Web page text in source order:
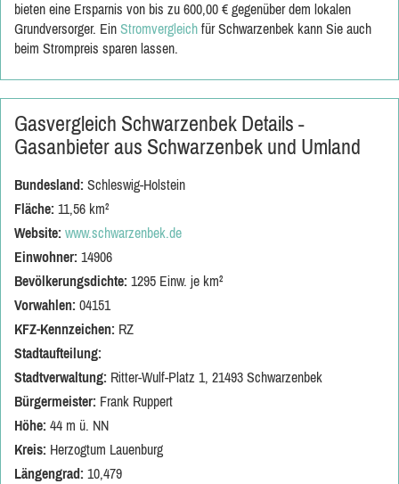
bieten eine Ersparnis von bis zu 600,00 € gegenüber dem lokalen
Grundversorger. Ein Stromvergleich für Schwarzenbek kann Sie auch
beim Strompreis sparen lassen.
Gasvergleich Schwarzenbek Details -
Gasanbieter aus Schwarzenbek und Umland
Bundesland: Schleswig-Holstein
Fläche: 11,56 km²
Website: www.schwarzenbek.de
Einwohner: 14906
Bevölkerungsdichte: 1295 Einw. je km²
Vorwahlen: 04151
KFZ-Kennzeichen: RZ
Stadtaufteilung:
Stadtverwaltung: Ritter-Wulf-Platz 1, 21493 Schwarzenbek
Bürgermeister: Frank Ruppert
Höhe: 44 m ü. NN
Kreis: Herzogtum Lauenburg
Längengrad: 10,479